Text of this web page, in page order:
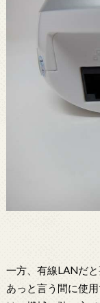
一方、有線LANだ
あっと言う間に使